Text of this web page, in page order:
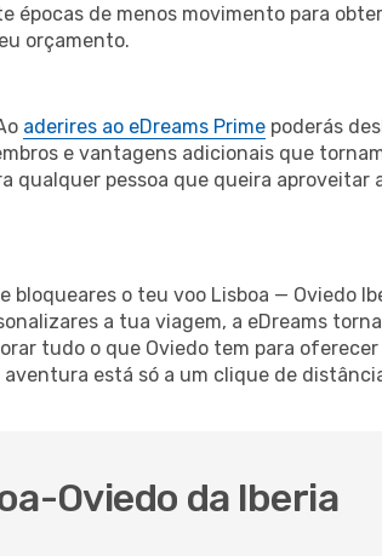
épocas de menos movimento para
orçamento.
aderires ao eDreams Prime poderás
e vantagens adicionais que
pessoa que queira aproveitar
o teu voo Lisboa — Oviedo
a tua viagem, a eDreams
tudo o que Oviedo tem para
está só a um clique de
Oviedo da Iberia